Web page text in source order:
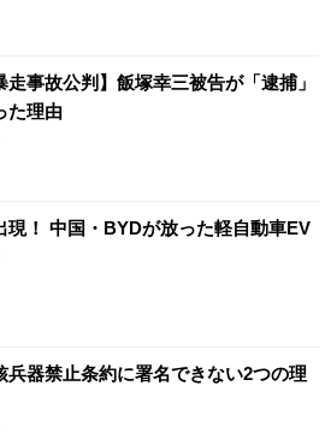
走事故公判】飯塚幸三被告が「逮捕」
た理由
現！ 中国・BYDが放った軽自動車EV
兵器禁止条約に署名できない2つの理